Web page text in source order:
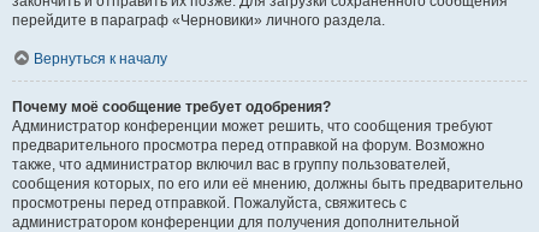
перейдите в параграф «Черновики» личного раздела.
Вернуться к началу
Почему моё сообщение требует одобрения?
Администратор конференции может решить, что сообщения требуют
предварительного просмотра перед отправкой на форум. Возможно
также, что администратор включил вас в группу пользователей,
сообщения которых, по его или её мнению, должны быть предварительно
просмотрены перед отправкой. Пожалуйста, свяжитесь с
администратором конференции для получения дополнительной